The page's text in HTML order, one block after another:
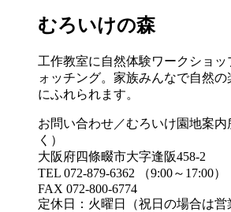
むろいけの森
工作教室に自然体験ワークショ
ォッチング。家族みんなで自然
にふれられます。
お問い合わせ／むろいけ園地案
く）
大阪府四條畷市大字逢阪458-2
TEL 072-879-6362 （9:00～17:00）
FAX 072-800-6774
定休日：火曜日（祝日の場合は営